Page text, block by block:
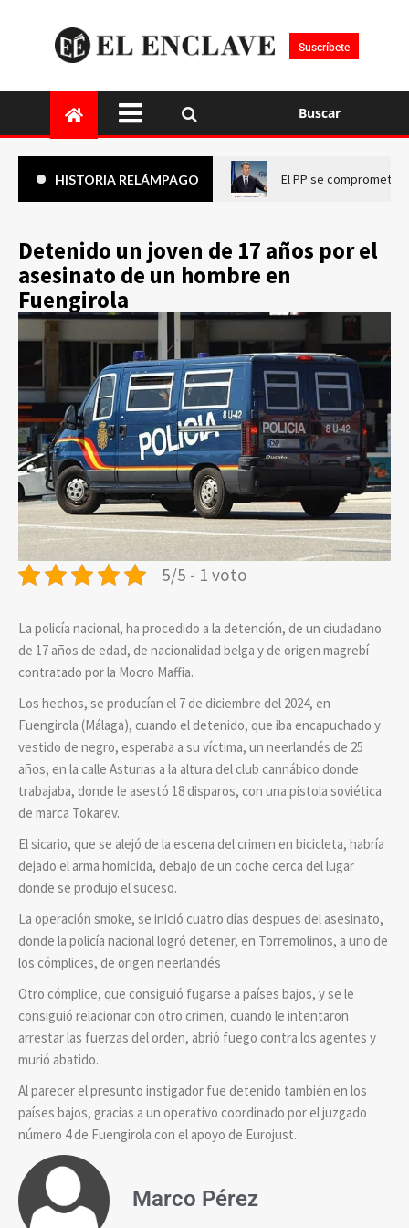
Suscríbete
Buscar
HISTORIA RELÁMPAGO El PP se compromete
Detenido un joven de 17 años por el
asesinato de un hombre en
Fuengirola
5/5 - 1 voto
La policía nacional, ha procedido a la detención, de un ciudadano
de 17 años de edad, de nacionalidad belga y de origen magrebí
contratado por la Mocro Maffia.
Los hechos, se producían el 7 de diciembre del 2024, en
Fuengirola (Málaga), cuando el detenido, que iba encapuchado y
vestido de negro, esperaba a su víctima, un neerlandés de 25
años, en la calle Asturias a la altura del club cannábico donde
trabajaba, donde le asestó 18 disparos, con una pistola soviética
de marca Tokarev.
El sicario, que se alejó de la escena del crimen en bicicleta, habría
dejado el arma homicida, debajo de un coche cerca del lugar
donde se produjo el suceso.
La operación smoke, se inició cuatro días despues del asesinato,
donde la policía nacional logró detener, en Torremolinos, a uno de
los cómplices, de origen neerlandés
Otro cómplice, que consiguió fugarse a países bajos, y se le
consiguió relacionar con otro crimen, cuando le intentaron
arrestar las fuerzas del orden, abrió fuego contra los agentes y
murió abatido.
Al parecer el presunto instigador fue detenido también en los
países bajos, gracias a un operativo coordinado por el juzgado
número 4 de Fuengirola con el apoyo de Eurojust.
Marco Pérez